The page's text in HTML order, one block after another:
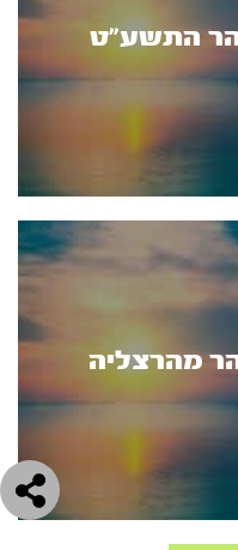
התשע"ט
מהרצליה